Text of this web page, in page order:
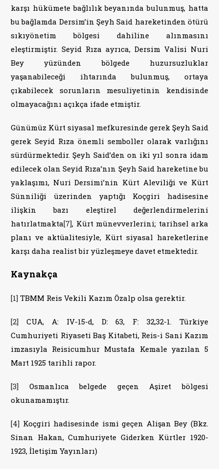
karşı hükümete bağlılık beyanında bulunmuş, hatta
bu bağlamda Dersim’in Şeyh Said hareketinden ötürü
sıkıyönetim bölgesi dahiline alınmasını
eleştirmiştir. Seyid Rıza ayrıca, Dersim Valisi Nuri
Bey yüzünden bölgede huzursuzluklar
yaşanabileceği ihtarında bulunmuş, ortaya
çıkabilecek sorunların mesuliyetinin kendisinde
olmayacağını açıkça ifade etmiştir.
Günümüz Kürt siyasal mefkuresinde gerek Şeyh Said
gerek Seyid Rıza önemli semboller olarak varlığını
sürdürmektedir. Şeyh Said’den on iki yıl sonra idam
edilecek olan Seyid Rıza’nın Şeyh Said hareketine bu
yaklaşımı, Nuri Dersimi’nin Kürt Aleviliği ve Kürt
Sünniliği üzerinden yaptığı Koçgiri hadisesine
ilişkin bazı eleştirel değerlendirmelerini
hatırlatmakta[7], Kürt münevverlerini; tarihsel arka
planı ve aktüalitesiyle, Kürt siyasal hareketlerine
karşı daha realist bir yüzleşmeye davet etmektedir.
Kaynakça
[1] TBMM Reis Vekili Kazım Özalp olsa gerektir.
[2] CUA, A: IV-15-d, D: 63, F: 32,32-1. Türkiye
Cumhuriyeti Riyaseti Baş Kitabeti, Reis-i Sani Kazım
imzasıyla Reisicumhur Mustafa Kemale yazılan 5
Mart 1925 tarihli rapor.
[3] Osmanlıca belgede geçen Aşiret bölgesi
okunamamıştır.
[4] Koçgiri hadisesinde ismi geçen Alişan Bey (Bkz.
Sinan Hakan, Cumhuriyete Giderken Kürtler 1920-
1923, İletişim Yayınları)